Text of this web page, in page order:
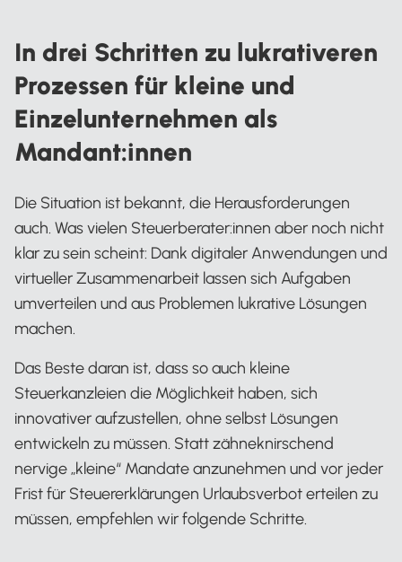
In drei Schritten zu lukrativeren
Prozessen für kleine und
Einzelunternehmen als
Mandant:innen
Die Situation ist bekannt, die Herausforderungen
auch. Was vielen Steuerberater:innen aber noch nicht
klar zu sein scheint: Dank digitaler Anwendungen und
virtueller Zusammenarbeit lassen sich Aufgaben
umverteilen und aus Problemen lukrative Lösungen
machen.
Das Beste daran ist, dass so auch kleine
Steuerkanzleien die Möglichkeit haben, sich
innovativer aufzustellen, ohne selbst Lösungen
entwickeln zu müssen. Statt zähneknirschend
nervige „kleine“ Mandate anzunehmen und vor jeder
Frist für Steuererklärungen Urlaubsverbot erteilen zu
müssen, empfehlen wir folgende Schritte.